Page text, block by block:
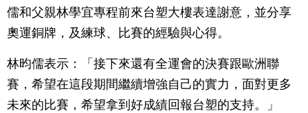
儒和父親林學宜專程前來台塑大樓表達謝意，並分享
奧運銅牌，及練球、比賽的經驗與心得。
林昀儒表示：「接下來還有全運會的決賽跟歐洲聯
賽，希望在這段期間繼續增強自己的實力，面對更多
未來的比賽，希望拿到好成績回報台塑的支持。」